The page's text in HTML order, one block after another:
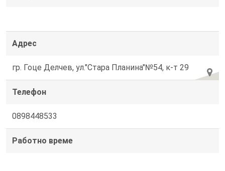
Адрес
гр. Гоце Делчев, ул."Стара Планина"№54, к-т 29
Телефон
0898448533
Работно време